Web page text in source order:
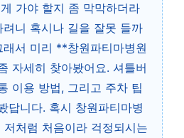
가야 할지 좀 막막하더라
니 혹시나 길을 잘못 들까
서 미리 **창원파티마병원
자세히 찾아봤어요. 셔틀버
이용 방법, 그리고 주차 팁
답니다. 혹시 창원파티마병
처럼 처음이라 걱정되시는